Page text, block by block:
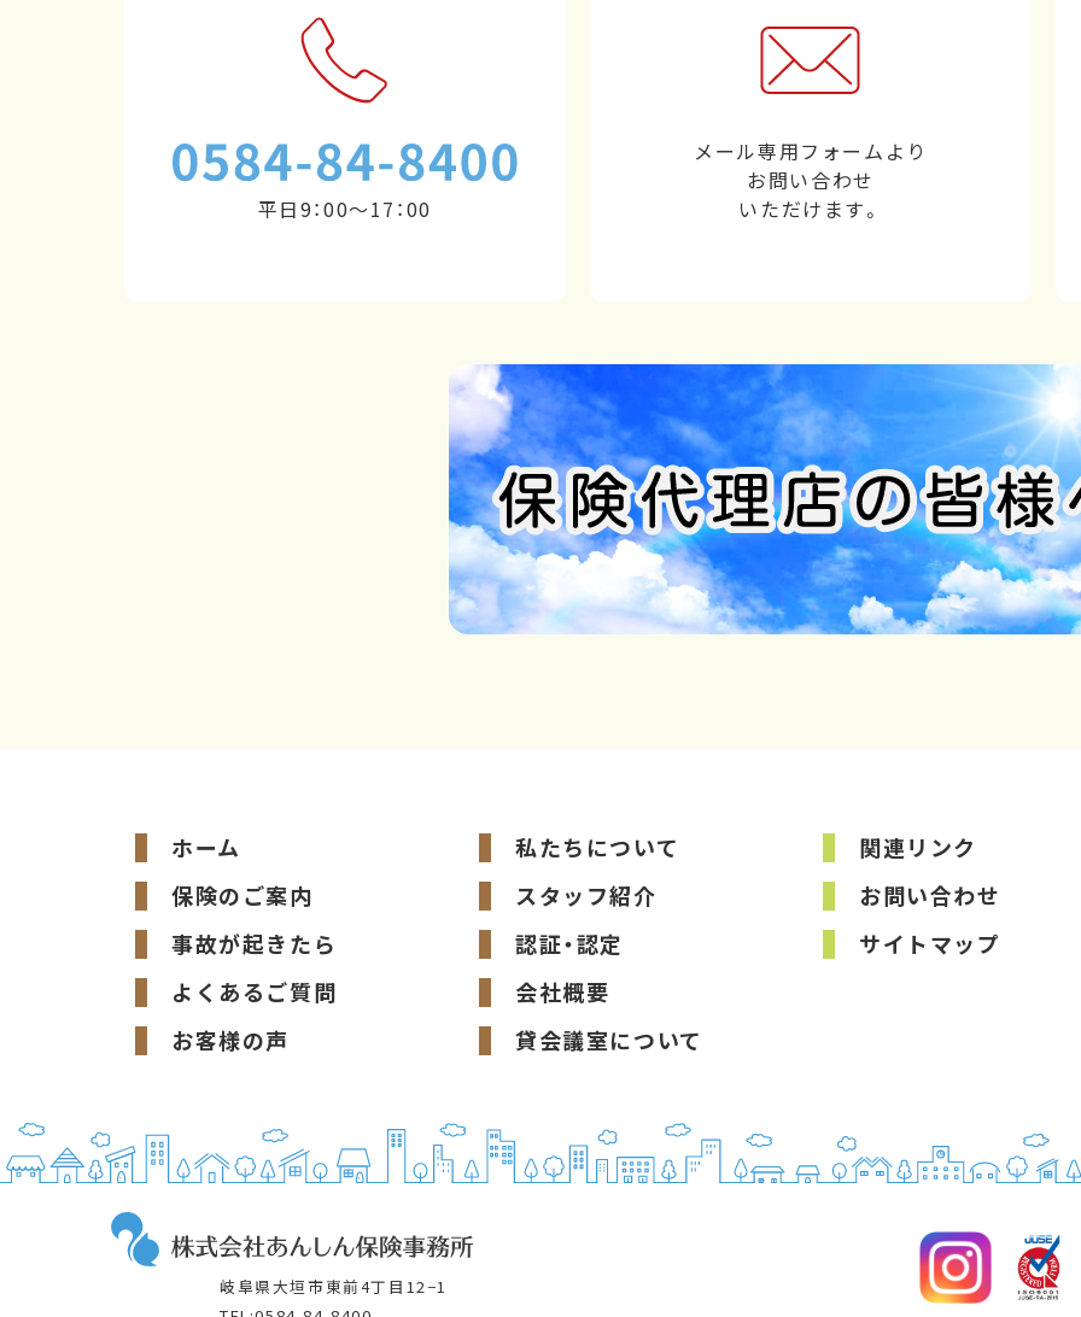
平日9：00～17：00
メール専用フォームより
お問い合わせ
いただけます。
ホーム
保険のご案内
事故が起きたら
よくあるご質問
お客様の声
私たちについて
スタッフ紹介
認証・認定
会社概要
貸会議室について
関連リンク
お問い合わせ
サイトマップ
岐阜県大垣市東前4丁目12−1